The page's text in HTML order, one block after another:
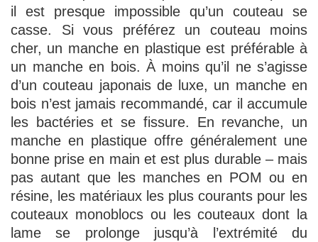
il est presque impossible qu’un couteau se
casse. Si vous préférez un couteau moins
cher, un manche en plastique est préférable à
un manche en bois. À moins qu’il ne s’agisse
d’un couteau japonais de luxe, un manche en
bois n’est jamais recommandé, car il accumule
les bactéries et se fissure. En revanche, un
manche en plastique offre généralement une
bonne prise en main et est plus durable – mais
pas autant que les manches en POM ou en
résine, les matériaux les plus courants pour les
couteaux monoblocs ou les couteaux dont la
lame se prolonge jusqu’à l’extrémité du